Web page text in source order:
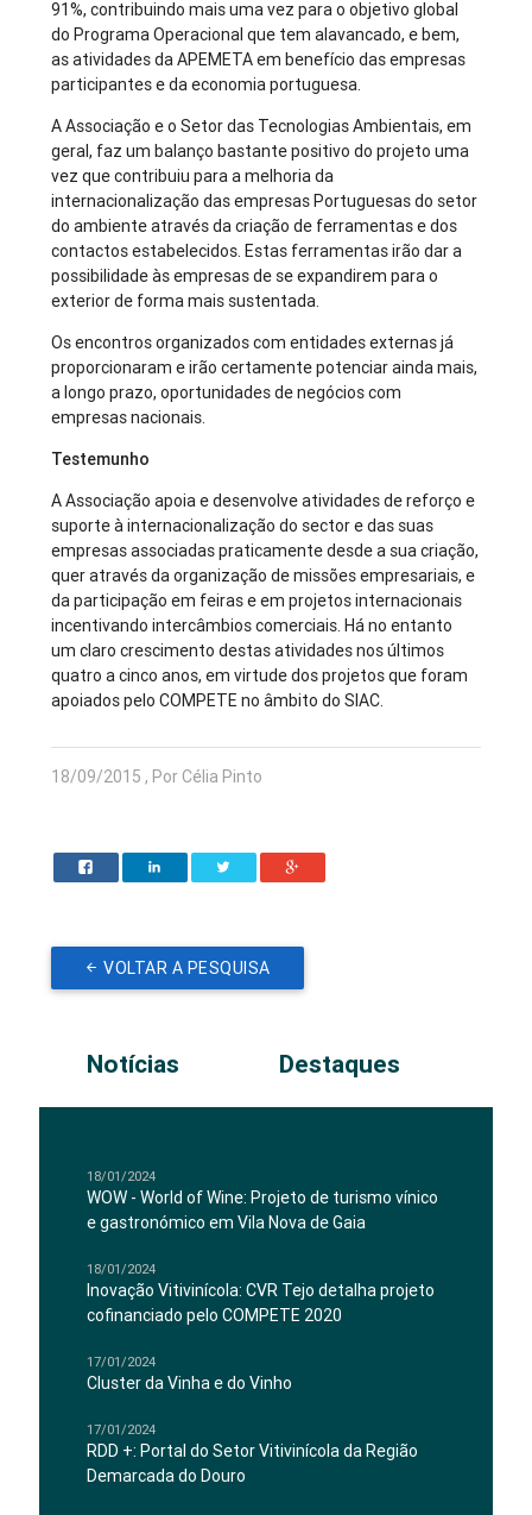
91%, contribuindo mais uma vez para o objetivo global
do Programa Operacional que tem alavancado, e bem,
as atividades da APEMETA em benefício das empresas
participantes e da economia portuguesa.
A Associação e o Setor das Tecnologias Ambientais, em
geral, faz um balanço bastante positivo do projeto uma
vez que contribuiu para a melhoria da
internacionalização das empresas Portuguesas do setor
do ambiente através da criação de ferramentas e dos
contactos estabelecidos. Estas ferramentas irão dar a
possibilidade às empresas de se expandirem para o
exterior de forma mais sustentada.
Os encontros organizados com entidades externas já
proporcionaram e irão certamente potenciar ainda mais,
a longo prazo, oportunidades de negócios com
empresas nacionais.
Testemunho
A Associação apoia e desenvolve atividades de reforço e
suporte à internacionalização do sector e das suas
empresas associadas praticamente desde a sua criação,
quer através da organização de missões empresariais, e
da participação em feiras e em projetos internacionais
incentivando intercâmbios comerciais. Há no entanto
um claro crescimento destas atividades nos últimos
quatro a cinco anos, em virtude dos projetos que foram
apoiados pelo COMPETE no âmbito do SIAC.
18/09/2015 , Por Célia Pinto
VOLTAR A PESQUISA
Notícias Destaques
18/01/2024
WOW - World of Wine: Projeto de turismo vínico
e gastronómico em Vila Nova de Gaia
18/01/2024
Inovação Vitivinícola: CVR Tejo detalha projeto
cofinanciado pelo COMPETE 2020
17/01/2024
Cluster da Vinha e do Vinho
17/01/2024
RDD +: Portal do Setor Vitivinícola da Região
Demarcada do Douro